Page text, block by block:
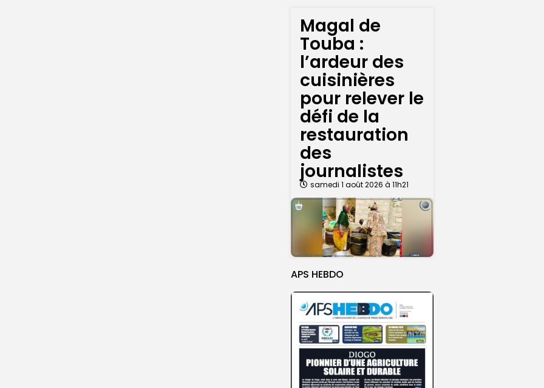
Magal de
Touba :
l’ardeur des
cuisinières
pour relever le
défi de la
restauration
des
journalistes
samedi 1 août 2026 à 11h21
APS HEBDO